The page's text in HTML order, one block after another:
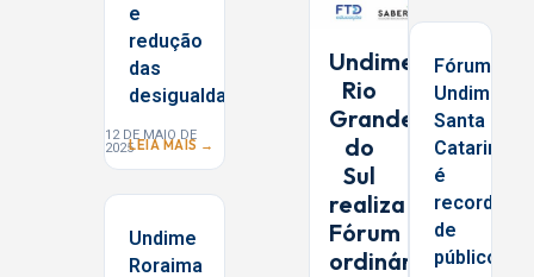
e
redução
das
desigualdades
12 DE MAIO DE
2025LEIA MAIS →
Undime
Roraima
Undime
Rio
Grande
do
Sul
realiza
Fórum
ordinário
Fórum
Undime
Santa
Catarina
é
record
de
público